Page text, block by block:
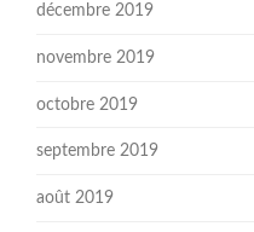
décembre 2019
novembre 2019
octobre 2019
septembre 2019
août 2019